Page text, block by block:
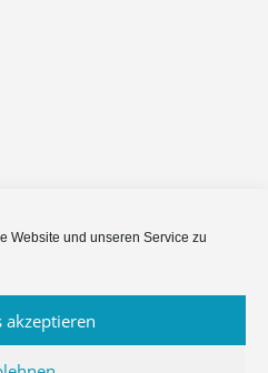
Website und unseren Service zu
akzeptieren